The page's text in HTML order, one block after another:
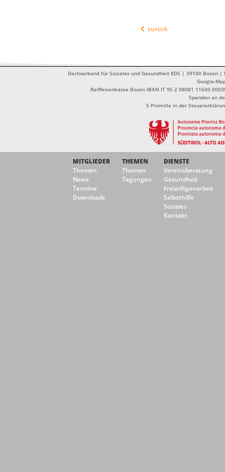
zurück
Dachverband für Soziales und Gesundheit KDS | 39100
Google-
Raiffeisenkasse Bozen IBAN IT 95 Z 08081 11600
Spenden an
5 Promille in der
MITGLIEDER
Themen
News
Termine
Downloads
THEMEN
Themen
Tagungen
DIENSTE
Vereinsberatung
Gesundheit
Freiwilligenarbeit
Selbsthilfe
Soziales
Kontakt